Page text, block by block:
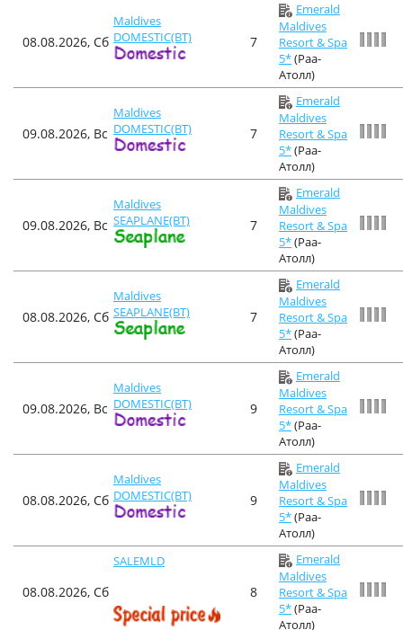
08.08.2026, Сб
Maldives
DOMESTIC(BT)
7
Emerald
Maldives
Resort & Spa
5*(Раа-
Атолл)
09.08.2026, Вс
Maldives
DOMESTIC(BT)
7
Emerald
Maldives
Resort & Spa
5*(Раа-
Атолл)
09.08.2026, Вс
Maldives
SEAPLANE(BT)
7
Emerald
Maldives
Resort & Spa
5*(Раа-
Атолл)
08.08.2026, Сб
Maldives
SEAPLANE(BT)
7
Emerald
Maldives
Resort & Spa
5*(Раа-
Атолл)
09.08.2026, Вс
Maldives
DOMESTIC(BT)
9
Emerald
Maldives
Resort & Spa
5*(Раа-
Атолл)
08.08.2026, Сб
Maldives
DOMESTIC(BT)
9
Emerald
Maldives
Resort & Spa
5*(Раа-
Атолл)
08.08.2026, Сб
SALEMLD
8
Emerald
Maldives
Resort & Spa
5*(Раа-
Атолл)